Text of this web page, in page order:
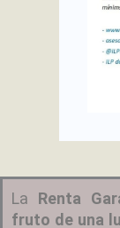
La Renta
fruto de una